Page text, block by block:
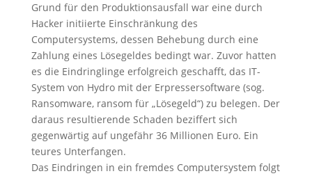
Grund für den Produktionsausfall war eine durch
Hacker initiierte Einschränkung des
Computersystems, dessen Behebung durch eine
Zahlung eines Lösegeldes bedingt war. Zuvor hatten
es die Eindringlinge erfolgreich geschafft, das IT-
System von Hydro mit der Erpressersoftware (sog.
Ransomware, ransom für „Lösegeld“) zu belegen. Der
daraus resultierende Schaden beziffert sich
gegenwärtig auf ungefähr 36 Millionen Euro. Ein
teures Unterfangen.
Das Eindringen in ein fremdes Computersystem folgt